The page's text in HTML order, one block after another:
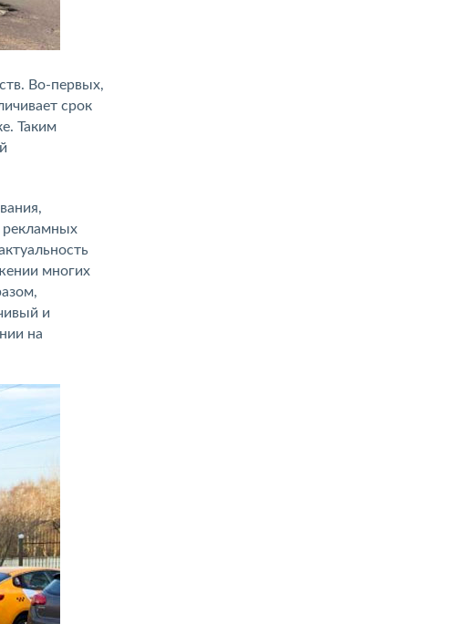
Во-первых,
срок
Таким
рекламных
многих
и
на